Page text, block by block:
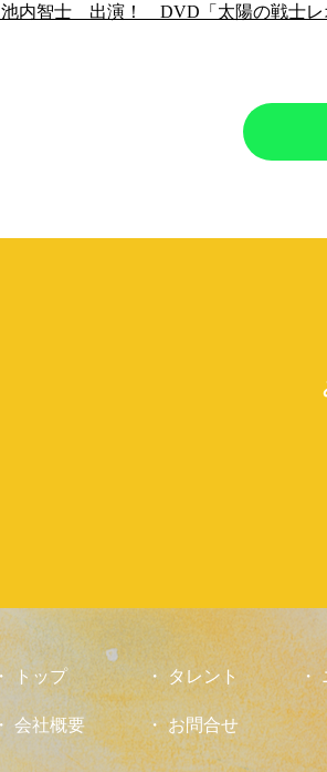
池内智士 出演！ DVD「太陽の戦士レ
トップ タレント
会社概要 お問合せ